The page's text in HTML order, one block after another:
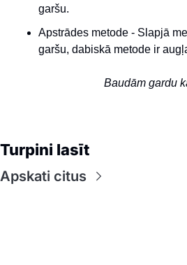
garšu.
Apstrādes metode - Slapjā
garšu, dabiskā metode ir
Baudām gardu
Turpini lasīt
Apskati citus